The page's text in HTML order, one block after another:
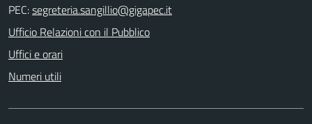
PEC:
Ufficio Relazioni con il Pubblico
Uffici e orari
Numeri utili